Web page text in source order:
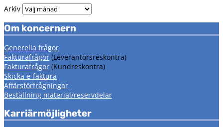
Arkiv
Om koncernern
Generella frågor
Fakturafrågor (Leverantörsreskontra)
Fakturafrågor (Kundreskontra)
Skicka e-faktura
Affärsförfrågningar
Beställning material/reservdelar
Karriärmöjligheter